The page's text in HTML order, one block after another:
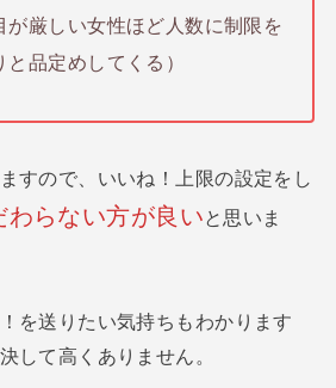
が厳しい女性ほど人数に制限を
品定めしてくる）
すので、いいね！上限の設定をし
わらない方が良いと思いま
を送りたい気持ちもわかります
して高くありません。